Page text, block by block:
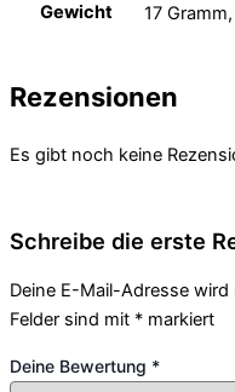
Gewicht 17
Rezensionen
Es gibt noch keine
Schreibe die erste
Deine E-Mail-Adresse
Felder sind mit * markiert
Deine Bewertung *